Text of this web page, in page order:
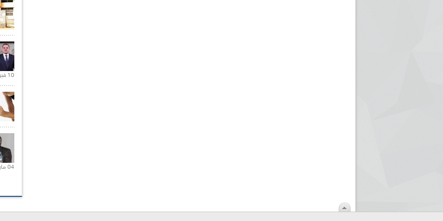
10 فبراير 2021 |
04 مارس 2020 |